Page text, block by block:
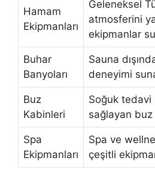
Hamam
Ekipmanları
Geleneksel
atmosferini
ekipmanlar
Buhar
Banyoları
Sauna
deneyimi
Buz
Kabinleri
Soğuk tedavi
sağlayan
Spa
Ekipmanları
Spa ve
çeşitli